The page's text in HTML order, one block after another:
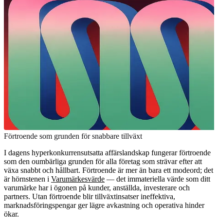
Förtroende som grunden för snabbare tillväxt
I dagens hyperkonkurrensutsatta affärslandskap fungerar förtroende
som den oumbärliga grunden för alla företag som strävar efter att
växa snabbt och hållbart. Förtroende är mer än bara ett modeord; det
är hörnstenen i Varumärkesvärde — det immateriella värde som ditt
varumärke har i ögonen på kunder, anställda, investerare och
partners. Utan förtroende blir tillväxtinsatser ineffektiva,
marknadsföringspengar ger lägre avkastning och operativa hinder
ökar.